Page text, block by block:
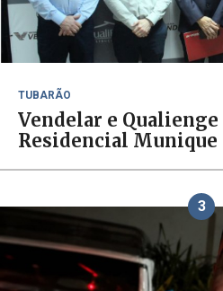
TUBARÃO
Vendelar e
Residencial Munique
3